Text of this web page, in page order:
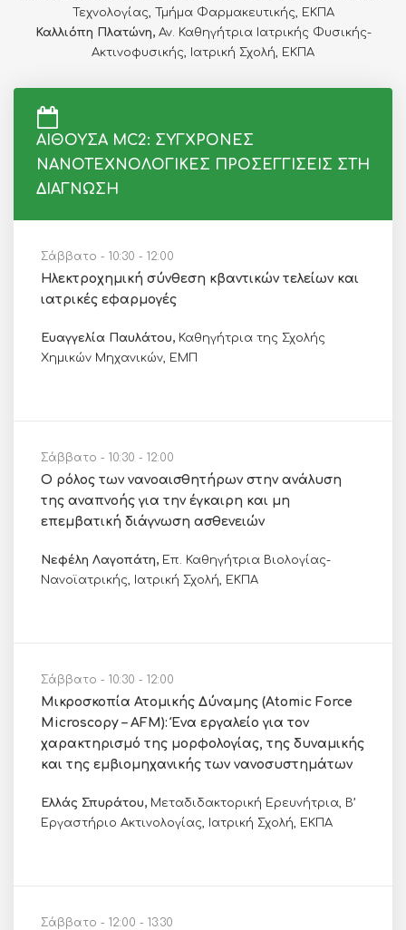
Τεχνολογίας, Τμήμα Φαρμακευτικής, ΕΚΠΑ
Καλλιόπη Πλατώνη,Αν. Καθηγήτρια Ιατρικής Φυσικής-
Ακτινοφυσικής, Ιατρική Σχολή, ΕΚΠΑ
ΑΙΘΟΥΣΑ MC2: ΣΥΓΧΡΟΝΕΣ
ΝΑΝΟΤΕΧΝΟΛΟΓΙΚΕΣ ΠΡΟΣΕΓΓΙΣΕΙΣ ΣΤΗ
ΔΙΑΓΝΩΣΗ
Σάββατο - 10:30 - 12:00
Ηλεκτροχημική σύνθεση κβαντικών τελείων και
ιατρικές εφαρμογές
Ευαγγελία Παυλάτου, Καθηγήτρια της Σχολής
Χημικών Μηχανικών, ΕΜΠ
Σάββατο - 10:30 - 12:00
Ο ρόλος των νανοαισθητήρων στην ανάλυση
της αναπνοής για την έγκαιρη και μη
επεμβατική διάγνωση ασθενειών
Νεφέλη Λαγοπάτη, Επ. Καθηγήτρια Βιολογίας-
Νανοϊατρικής, Ιατρική Σχολή, ΕΚΠΑ
Σάββατο - 10:30 - 12:00
Μικροσκοπία Ατομικής Δύναμης (Atomic Force
Microscopy – AFM): Ένα εργαλείο για τον
χαρακτηρισμό της μορφολογίας, της δυναμικής
και της εμβιομηχανικής των νανοσυστημάτων
Ελλάς Σπυράτου, Μεταδιδακτορική Ερευνήτρια, Β’
Εργαστήριο Ακτινολογίας, Ιατρική Σχολή, ΕΚΠΑ
Σάββατο - 12:00 - 13:30